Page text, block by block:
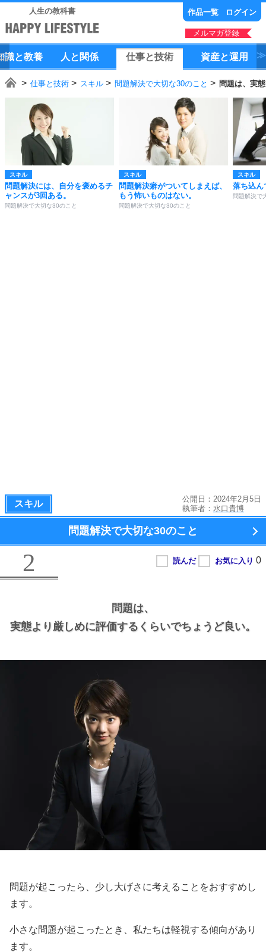
人生の教科書 作品一覧 ログイン
メルマガ登録
識と教養 人 と 関係 仕事と技術 資産と運用
仕事と技術 スキル 問題解決で大切な30のこと 問題は、実
スキル
問題解決には、自分を褒めるチ
ャンスが3回ある。
問題解決で大切な30のこと
スキル
問題解決癖がついてしまえば、
もう怖いものはない。
問題解決で大切な30のこと
スキル
落ち込ん
問題解決で
スキル
公開日：2024年2月5日
執筆者： 水口貴博
問題解決で大切な30のこと
2
問題は、
実態より厳しめに評価するくらいでちょうど良い。
問題が起こったら、少し大げさに考えることをおすすめし
ます。
小さな問題が起こったとき、私たちは軽視する傾向があり
ます。